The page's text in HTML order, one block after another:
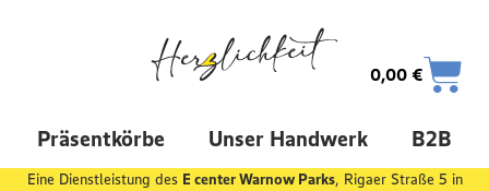
0,00 €
Präsentkörbe Unser Handwerk B2B
Eine Dienstleistung des E center Warnow Parks, Rigaer Straße 5 in